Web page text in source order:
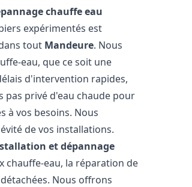
chauffe eau
expérimentés est
tout Mandeure. Nous
eau, que ce soit une
d'intervention rapides,
pas privé d'eau chaude pour
à vos besoins. Nous
de vos installations.
et dépannage
chauffe-eau, la réparation de
Nous offrons